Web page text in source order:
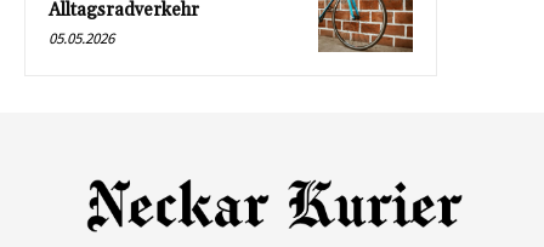
Alltagsradverkehr
05.05.2026